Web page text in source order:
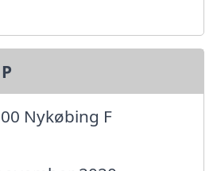
Nykøbing F